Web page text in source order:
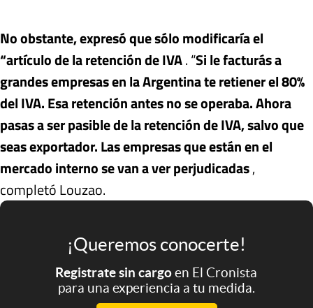
No obstante, expresó que sólo modificaría el
“artículo de la retención de IVA. “Si le facturás a
grandes empresas en la Argentina te retiener el 80%
del IVA. Esa retención antes no se operaba. Ahora
pasas a ser pasible de la retención de IVA, salvo que
seas exportador. Las empresas que están en el
mercado interno se van a ver perjudicadas,
completó Louzao.
¡Queremos conocerte!
Registrate sin cargoen El Cronista
para una experiencia a tu medida.